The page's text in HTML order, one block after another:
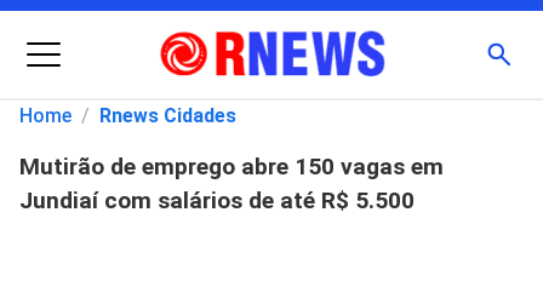
Menu
Pesquisar
por:
Home / Rnews Cidades
Mutirão de emprego abre 150 vagas em
Jundiaí com salários de até R$ 5.500